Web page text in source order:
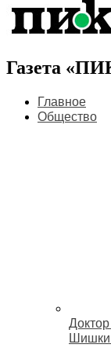
Газета
Главное
Общество